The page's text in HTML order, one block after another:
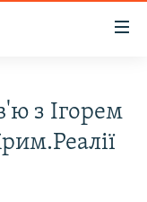
з Ігорем